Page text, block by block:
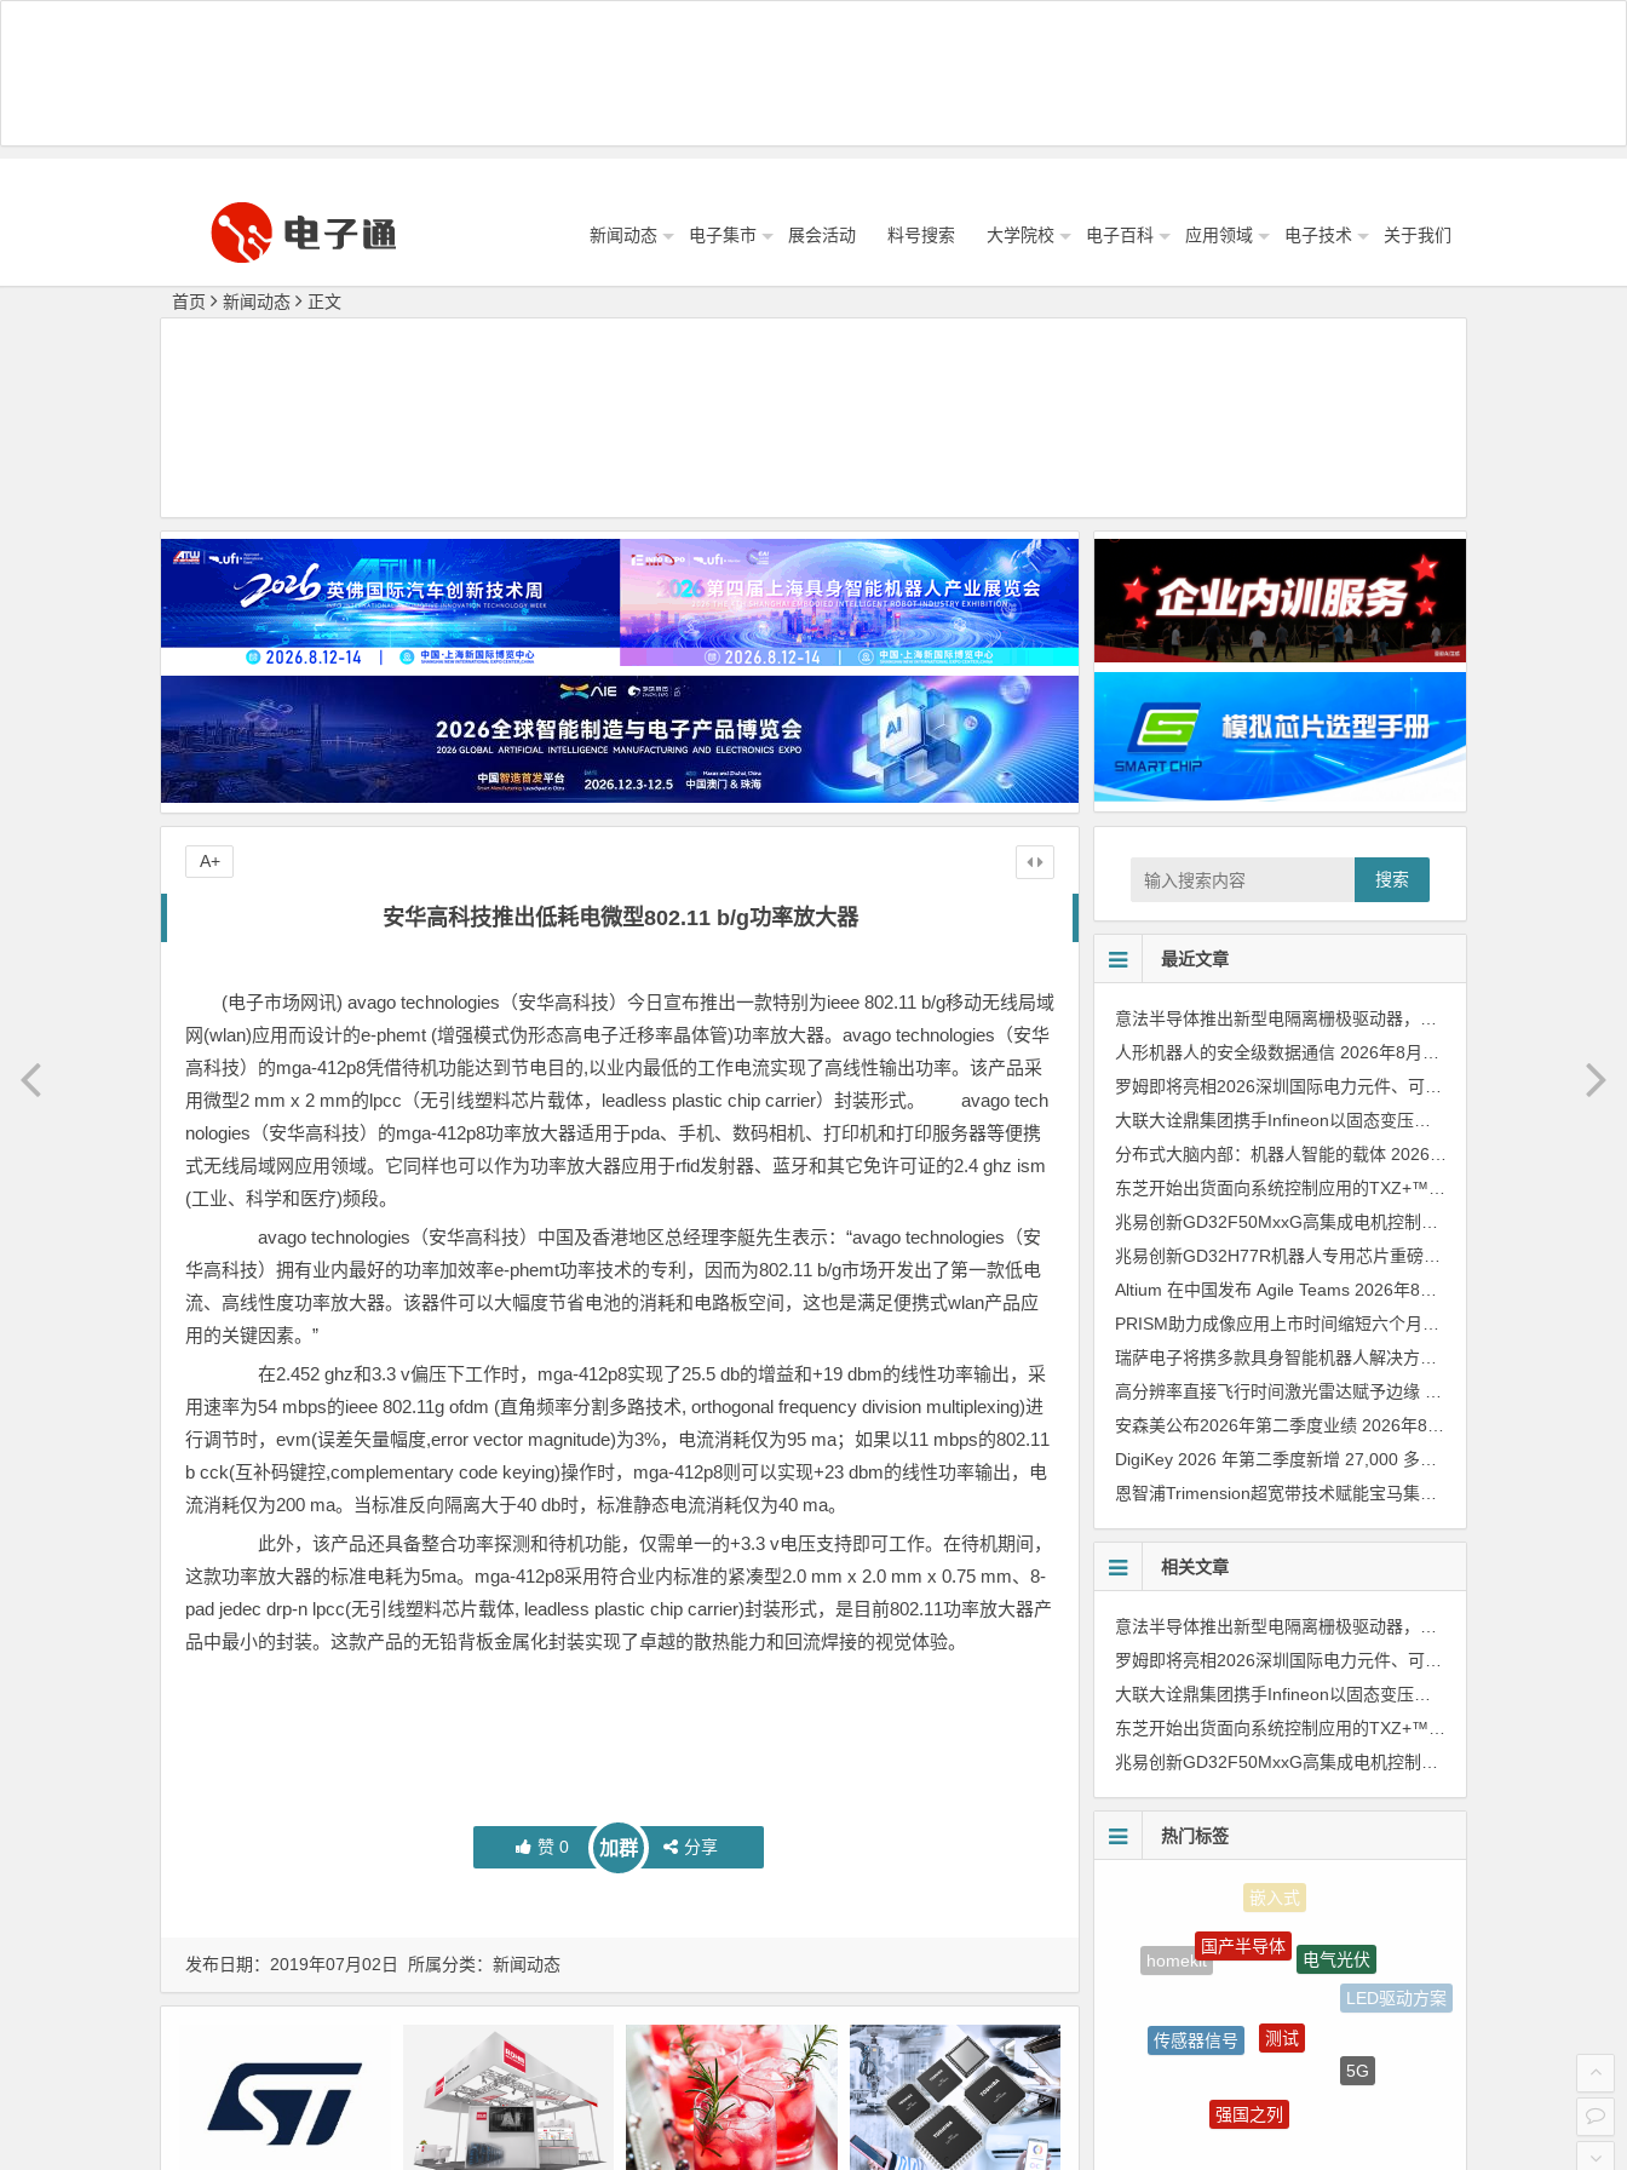
新闻动态 电子集市 展会活动 料号搜索 大学院校 电子百科 应用领域 电子技术 关于我们
首页 新闻动态 正文
安华高科技推出低耗电微型802.11 b/g功率放大器
(电子市场网讯) avago technologies（安华高科技）今日宣布推出一款特别为ieee 802.11 b/g移动无线局域
网(wlan)应用而设计的e-phemt (增强模式伪形态高电子迁移率晶体管)功率放大器。avago technologies（安华
高科技）的mga-412p8凭借待机功能达到节电目的,以业内最低的工作电流实现了高线性输出功率。该产品采
用微型2 mm x 2 mm的lpcc（无引线塑料芯片载体，leadless plastic chip carrier）封装形式。 avago tech
nologies（安华高科技）的mga-412p8功率放大器适用于pda、手机、数码相机、打印机和打印服务器等便携
式无线局域网应用领域。它同样也可以作为功率放大器应用于rfid发射器、蓝牙和其它免许可证的2.4 ghz ism
(工业、科学和医疗)频段。
avago technologies（安华高科技）中国及香港地区总经理李艇先生表示：“avago technologies（安
华高科技）拥有业内最好的功率加效率e-phemt功率技术的专利，因而为802.11 b/g市场开发出了第一款低电
流、高线性度功率放大器。该器件可以大幅度节省电池的消耗和电路板空间，这也是满足便携式wlan产品应
用的关键因素。”
在2.452 ghz和3.3 v偏压下工作时，mga-412p8实现了25.5 db的增益和+19 dbm的线性功率输出，采
用速率为54 mbps的ieee 802.11g ofdm (直角频率分割多路技术, orthogonal frequency division multiplexing)进
行调节时，evm(误差矢量幅度,error vector magnitude)为3%，电流消耗仅为95 ma；如果以11 mbps的802.11
b cck(互补码键控,complementary code keying)操作时，mga-412p8则可以实现+23 dbm的线性功率输出，电
流消耗仅为200 ma。当标准反向隔离大于40 db时，标准静态电流消耗仅为40 ma。
此外，该产品还具备整合功率探测和待机功能，仅需单一的+3.3 v电压支持即可工作。在待机期间，
这款功率放大器的标准电耗为5ma。mga-412p8采用符合业内标准的紧凑型2.0 mm x 2.0 mm x 0.75 mm、8-
pad jedec drp-n lpcc(无引线塑料芯片载体, leadless plastic chip carrier)封装形式，是目前802.11功率放大器产
品中最小的封装。这款产品的无铅背板金属化封装实现了卓越的散热能力和回流焊接的视觉体验。
赞0 加群 分享
A+
发布日期：2019年07月02日 所属分类： 新闻动态
搜索
最近文章
人形机器人的安全级数据通信 2026年8月8日
罗姆即将亮相2026深圳国际电力元件、可再生能源管理展览会暨研讨会
大联大诠鼎集团携手Infineon以固态变压器重构配电效率新标杆
分布式大脑内部：机器人智能的载体 2026年8月6日
兆易创新GD32H77R机器人专用芯片重磅亮相，精准赋能伺服驱动与关节控制
Altium 在中国发布 Agile Teams 2026年8月6日
安森美公布2026年第二季度业绩 2026年8月6日
恩智浦Trimension超宽带技术赋能宝马集团Digital Key Plus及生命体存在检测功能
相关文章
罗姆即将亮相2026深圳国际电力元件、可再生能源管理展览会暨研讨会
大联大诠鼎集团携手Infineon以固态变压器重构配电效率新标杆
热门标签
homekit
LED驱动方案